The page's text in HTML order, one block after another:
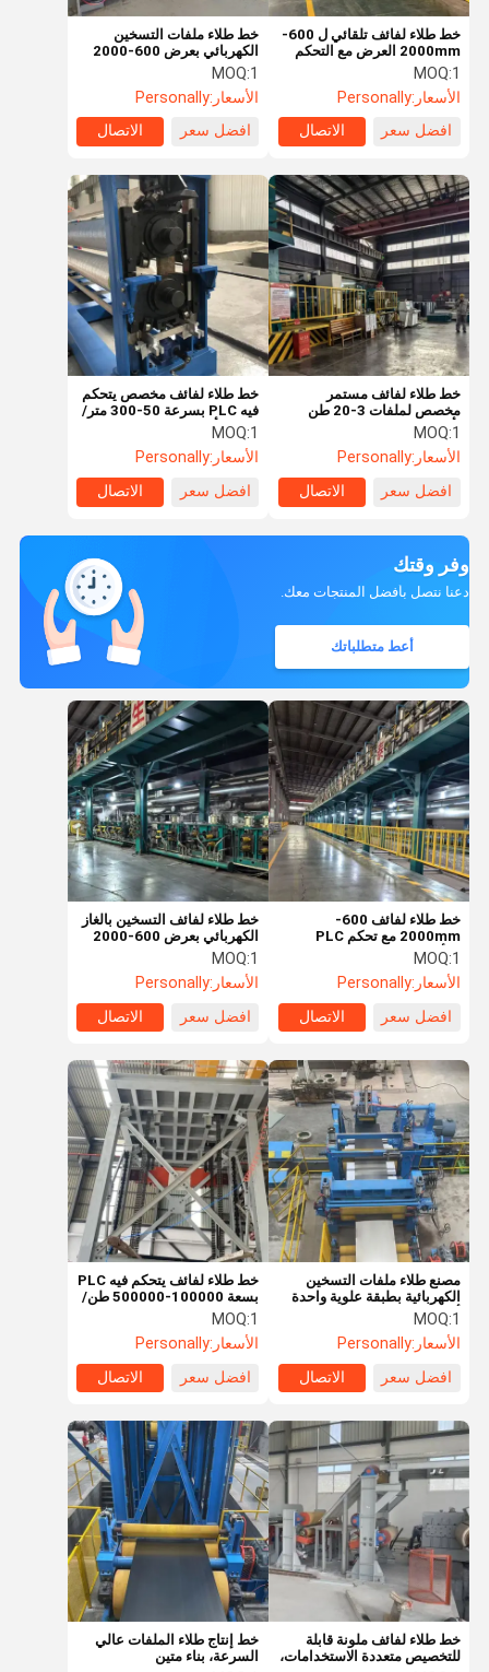
منزل المنتجات أشرطة فيديو حول بنا
خط طلاء ملفات التسخين
الكهربائي بعرض 600-2000
دقيقة
MOQ:1
الأسعار:Personally
افضل سعر
الاتصال
خط طلاء لفائف تلقائي ل 600-
2000mm العرض مع التحكم
PLC
MOQ:1
الأسعار:Personally
افضل سعر
الاتصال
خط طلاء لفائف مخصص يتحكم
فيه PLC بسرعة 50-300 متر/
دقيقة بألوان RAL
MOQ:1
الأسعار:Personally
افضل سعر
الاتصال
خط طلاء لفائف مستمر
مخصص لملفات 3-20 طن
بألوان RAL
MOQ:1
الأسعار:Personally
افضل سعر
الاتصال
وفر وقتك
دعنا نتصل بأفضل المنتجات معك.
أعط متطلباتك
خط طلاء لفائف 600-
2000mm مع تحكم PLC
والألوان المخصصة
MOQ:1
الأسعار:Personally
افضل سعر
الاتصال
خط طلاء لفائف التسخين بالغاز
الكهربائي بعرض 600-2000
ملم
MOQ:1
الأسعار:Personally
افضل سعر
الاتصال
مصنع طلاء ملفات التسخين
الكهربائية بطبقة علوية واحدة
أو طبقتين
MOQ:1
الأسعار:Personally
افضل سعر
الاتصال
خط طلاء لفائف يتحكم فيه PLC
بسعة 100000-500000 طن/
سنة
MOQ:1
الأسعار:Personally
افضل سعر
الاتصال
خط طلاء لفائف ملونة قابلة
للتخصيص متعددة الاستخدامات،
خط إنتاج طلاء الملفات عالي
السرعة، بناء متين